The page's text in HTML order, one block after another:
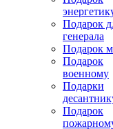
Подарок
генерала
Подарок
Подарок
военному
Подарки
Подарок